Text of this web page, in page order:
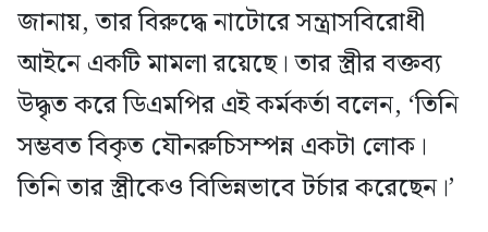
জানায়, তার বিরুদ্ধে নাটোরে সন্ত্রাসবিরোধী
আইনে একটি মামলা রয়েছে। তার স্ত্রীর বক্তব্য
উদ্ধৃত করে ডিএমপির এই কর্মকর্তা বলেন, ‘তিনি
সম্ভবত বিকৃত যৌনরুচিসম্পন্ন একটা লোক।
তিনি তার স্ত্রীকেও বিভিন্নভাবে টর্চার করেছেন।’